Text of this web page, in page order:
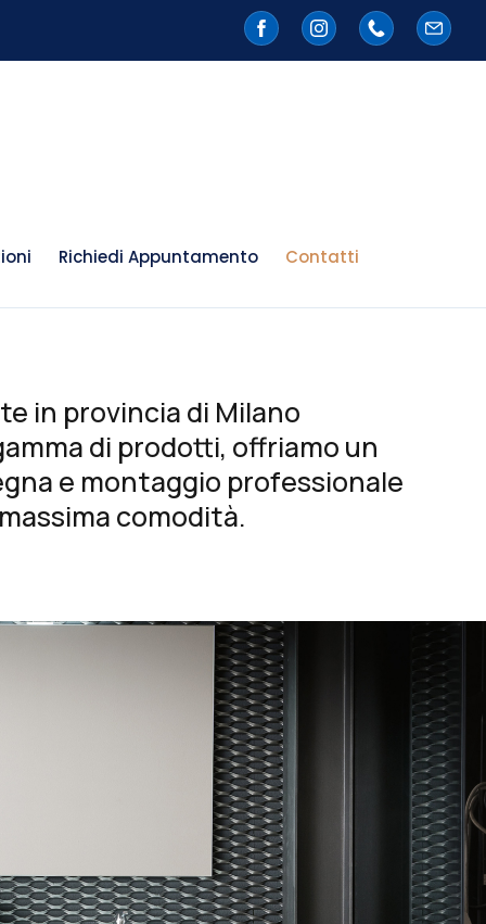
Richiedi Appuntamento Contatti
in provincia di Milano
di prodotti, offriamo un
e montaggio professionale
comodità.